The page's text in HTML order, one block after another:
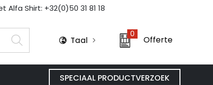
Alfa Shirt: +32(0)50 31 81 18
Taal
0
Offerte
SPECIAAL PRODUCTVERZOEK